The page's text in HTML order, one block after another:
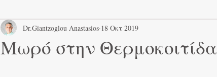
Μωρό στην Θερμοκοιτίδα
Dr.Giantzoglou Anastasios 18 Οκτ 2019